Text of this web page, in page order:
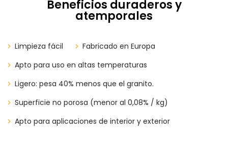
Beneficios duraderos y
atemporales
Limpieza fácil
​​​​Fabricado en Europa
Apto para uso en altas temperaturas
Ligero: pesa 40% menos que el granito.
Superficie no porosa (menor al 0,08% / kg)
Apto para aplicaciones de interior y exterior